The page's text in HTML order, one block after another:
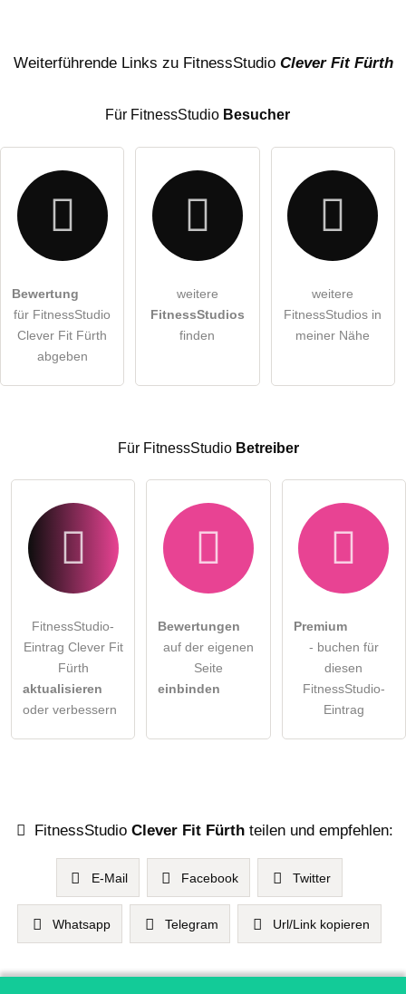
E-Mail-Adresse (wird nicht veröffentlicht)
Hiermit akzeptiere ich dieAGB
DieDatenschutzerklärung habe ich zur Kenntnis genommen.
Besucher sichtbar
Weiterführende Links zu FitnessStudio Clever Fit Fürth
Für FitnessStudio Besucher
Bewertung
für FitnessStudio
Clever Fit Fürth
abgeben
weitere
FitnessStudios
finden
weitere
FitnessStudios in
meiner Nähe
Für FitnessStudio Betreiber
FitnessStudio-
Eintrag Clever Fit
Fürth
aktualisieren
oder verbessern
Bewertungen
auf der eigenen
Seite
einbinden
Premium
- buchen für
diesen
FitnessStudio-
Eintrag
FitnessStudio Clever Fit Fürthteilen und empfehlen:
E-Mail Facebook Twitter
Whatsapp Telegram Url/Link kopieren